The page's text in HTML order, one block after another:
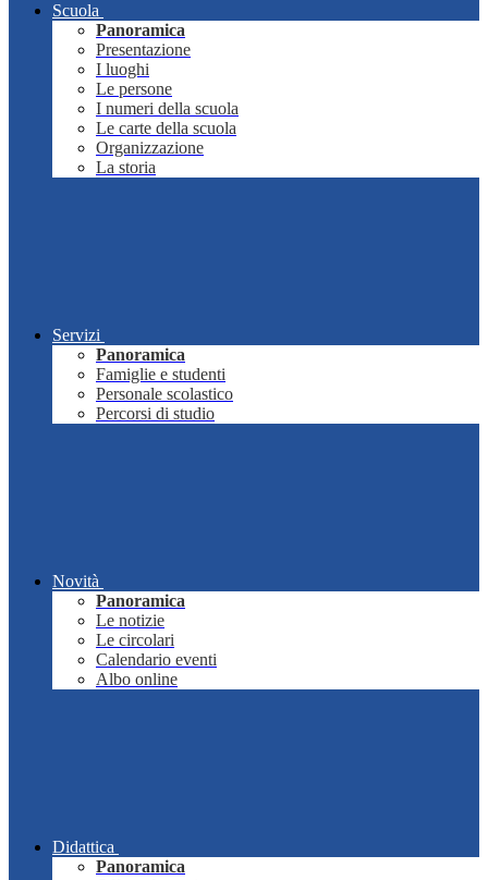
Scuola
Panoramica
Presentazione
I luoghi
Le persone
I numeri della scuola
Le carte della scuola
Organizzazione
La storia
Servizi
Panoramica
Famiglie e studenti
Personale scolastico
Percorsi di studio
Novità
Panoramica
Le notizie
Le circolari
Calendario eventi
Albo online
Didattica
Panoramica